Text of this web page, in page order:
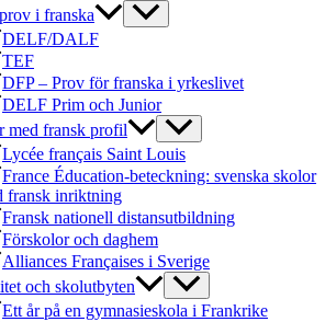
i franska
DELF/DALF
TEF
DFP – Prov för franska i yrkeslivet
DELF Prim och Junior
med fransk profil
Lycée français Saint Louis
France Éducation-beteckning: svenska skolor
fransk inriktning
Fransk nationell distansutbildning
Förskolor och daghem
Alliances Françaises i Sverige
och skolutbyten
Ett år på en gymnasieskola i Frankrike